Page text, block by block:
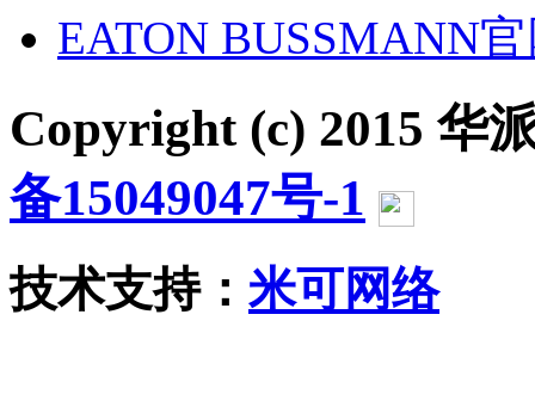
EATON BUSSMANN
Copyright (c) 2015 华
备15049047号-1
技术支持： 米可网络